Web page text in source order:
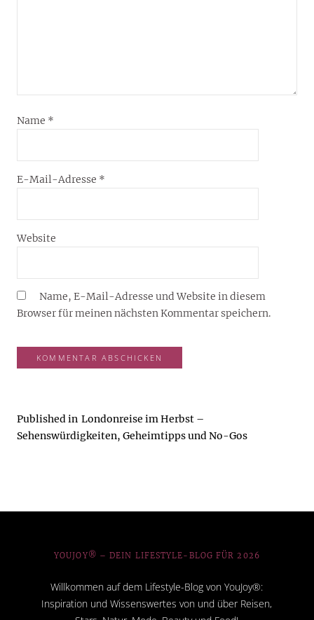
Name *
E-Mail-Adresse *
Website
Name, E-Mail-Adresse und Website in diesem
Browser für meinen nächsten Kommentar speichern.
Published in Londonreise im Herbst –
Sehenswürdigkeiten, Geheimtipps und No-Gos
YOUJOY® – DEIN LIFESTYLE-BLOG FÜR 2026
Willkommen auf dem Lifestyle-Blog von YouJoy®:
Inspiration und Wissenswertes von und über Reisen,